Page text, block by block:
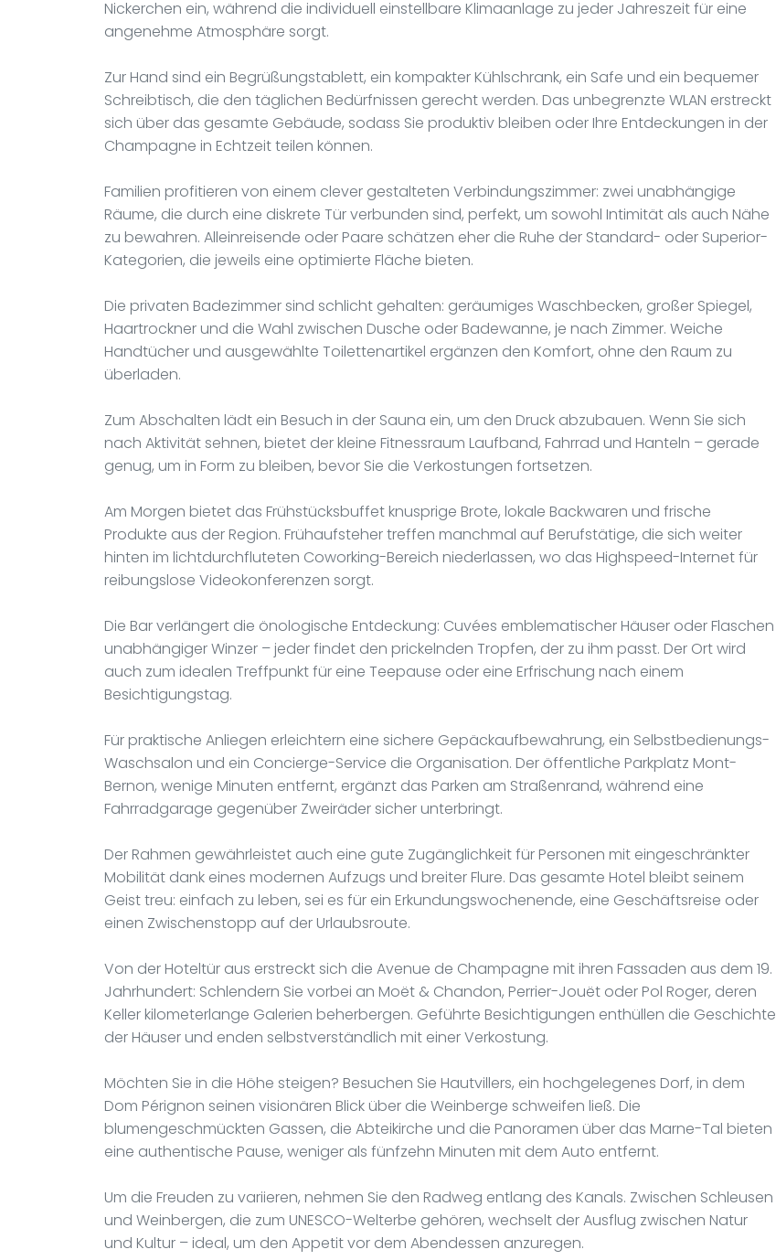
Nickerchen ein, während die individuell einstellbare Klimaanlage zu jeder Jahreszeit für eine
angenehme Atmosphäre sorgt.
Zur Hand sind ein Begrüßungstablett, ein kompakter Kühlschrank, ein Safe und ein bequemer
Schreibtisch, die den täglichen Bedürfnissen gerecht werden. Das unbegrenzte WLAN erstreckt
sich über das gesamte Gebäude, sodass Sie produktiv bleiben oder Ihre Entdeckungen in der
Champagne in Echtzeit teilen können.
Familien profitieren von einem clever gestalteten Verbindungszimmer: zwei unabhängige
Räume, die durch eine diskrete Tür verbunden sind, perfekt, um sowohl Intimität als auch Nähe
zu bewahren. Alleinreisende oder Paare schätzen eher die Ruhe der Standard- oder Superior-
Kategorien, die jeweils eine optimierte Fläche bieten.
Die privaten Badezimmer sind schlicht gehalten: geräumiges Waschbecken, großer Spiegel,
Haartrockner und die Wahl zwischen Dusche oder Badewanne, je nach Zimmer. Weiche
Handtücher und ausgewählte Toilettenartikel ergänzen den Komfort, ohne den Raum zu
überladen.
Zum Abschalten lädt ein Besuch in der Sauna ein, um den Druck abzubauen. Wenn Sie sich
nach Aktivität sehnen, bietet der kleine Fitnessraum Laufband, Fahrrad und Hanteln – gerade
genug, um in Form zu bleiben, bevor Sie die Verkostungen fortsetzen.
Am Morgen bietet das Frühstücksbuffet knusprige Brote, lokale Backwaren und frische
Produkte aus der Region. Frühaufsteher treffen manchmal auf Berufstätige, die sich weiter
hinten im lichtdurchfluteten Coworking-Bereich niederlassen, wo das Highspeed-Internet für
reibungslose Videokonferenzen sorgt.
Die Bar verlängert die önologische Entdeckung: Cuvées emblematischer Häuser oder Flaschen
unabhängiger Winzer – jeder findet den prickelnden Tropfen, der zu ihm passt. Der Ort wird
auch zum idealen Treffpunkt für eine Teepause oder eine Erfrischung nach einem
Besichtigungstag.
Für praktische Anliegen erleichtern eine sichere Gepäckaufbewahrung, ein Selbstbedienungs-
Waschsalon und ein Concierge-Service die Organisation. Der öffentliche Parkplatz Mont-
Bernon, wenige Minuten entfernt, ergänzt das Parken am Straßenrand, während eine
Fahrradgarage gegenüber Zweiräder sicher unterbringt.
Der Rahmen gewährleistet auch eine gute Zugänglichkeit für Personen mit eingeschränkter
Mobilität dank eines modernen Aufzugs und breiter Flure. Das gesamte Hotel bleibt seinem
Geist treu: einfach zu leben, sei es für ein Erkundungswochenende, eine Geschäftsreise oder
einen Zwischenstopp auf der Urlaubsroute.
Von der Hoteltür aus erstreckt sich die Avenue de Champagne mit ihren Fassaden aus dem 19.
Jahrhundert: Schlendern Sie vorbei an Moët & Chandon, Perrier-Jouët oder Pol Roger, deren
Keller kilometerlange Galerien beherbergen. Geführte Besichtigungen enthüllen die Geschichte
der Häuser und enden selbstverständlich mit einer Verkostung.
Möchten Sie in die Höhe steigen? Besuchen Sie Hautvillers, ein hochgelegenes Dorf, in dem
Dom Pérignon seinen visionären Blick über die Weinberge schweifen ließ. Die
blumengeschmückten Gassen, die Abteikirche und die Panoramen über das Marne-Tal bieten
eine authentische Pause, weniger als fünfzehn Minuten mit dem Auto entfernt.
Um die Freuden zu variieren, nehmen Sie den Radweg entlang des Kanals. Zwischen Schleusen
und Weinbergen, die zum UNESCO-Welterbe gehören, wechselt der Ausflug zwischen Natur
und Kultur – ideal, um den Appetit vor dem Abendessen anzuregen.